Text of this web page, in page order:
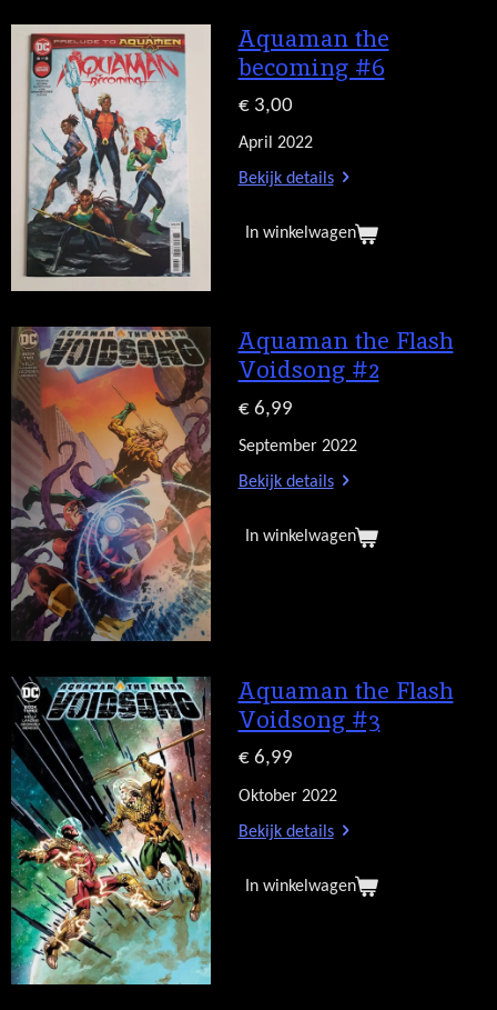
Aquaman the
becoming #6
€ 3,00
April 2022
Bekijk details
In winkelwagen
Aquaman the Flash
Voidsong #2
€ 6,99
September 2022
Bekijk details
In winkelwagen
Aquaman the Flash
Voidsong #3
€ 6,99
Oktober 2022
Bekijk details
In winkelwagen